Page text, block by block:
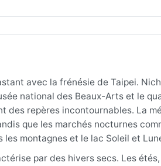
avec la frénésie de Taipei.
national des Beaux-Arts et le
des repères incontournables. La
que les marchés nocturnes
montagnes et le lac Soleil et
par des hivers secs. Les étés,